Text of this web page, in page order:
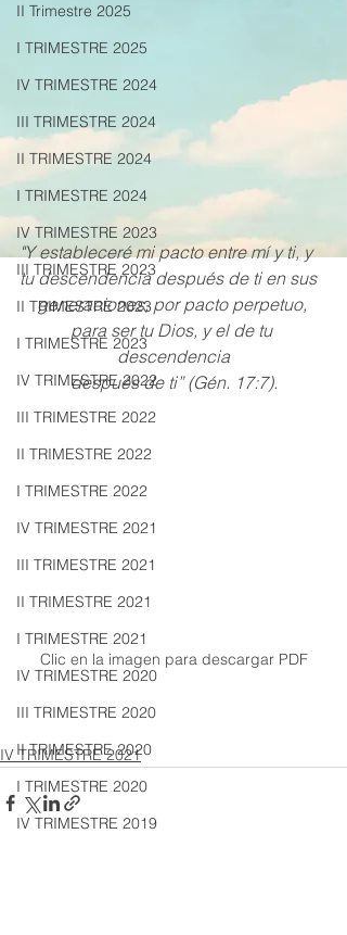
II Trimestre 2025
I TRIMESTRE 2025
IV TRIMESTRE 2024
III TRIMESTRE 2024
II TRIMESTRE 2024
I TRIMESTRE 2024
IV TRIMESTRE 2023
III TRIMESTRE 2023
II TRIMESTRE 2023
I TRIMESTRE 2023
IV TRIMESTRE 2022
III TRIMESTRE 2022
II TRIMESTRE 2022
I TRIMESTRE 2022
IV TRIMESTRE 2021
III TRIMESTRE 2021
II TRIMESTRE 2021
I TRIMESTRE 2021
IV TRIMESTRE 2020
III TRIMESTRE 2020
II TRIMESTRE 2020
I TRIMESTRE 2020
IV TRIMESTRE 2019
"Y estableceré mi pacto entre mí y ti, y
tu descendencia después de ti en sus
generaciones, por pacto perpetuo,
para ser tu Dios, y el de tu
descendencia
después de ti” (Gén. 17:7).
Clic en la imagen para descargar PDF
IV TRIMESTRE 2021